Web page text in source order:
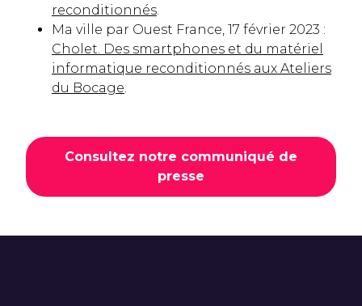
reconditionnés.
Ma ville par Ouest France, 17 février 2023 :
Cholet. Des smartphones et du matériel
informatique reconditionnés aux Ateliers
du Bocage.
Consultez notre communiqué de
presse